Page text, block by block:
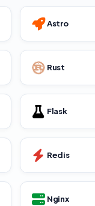
Astro
Rust
Flask
Redis
Nginx